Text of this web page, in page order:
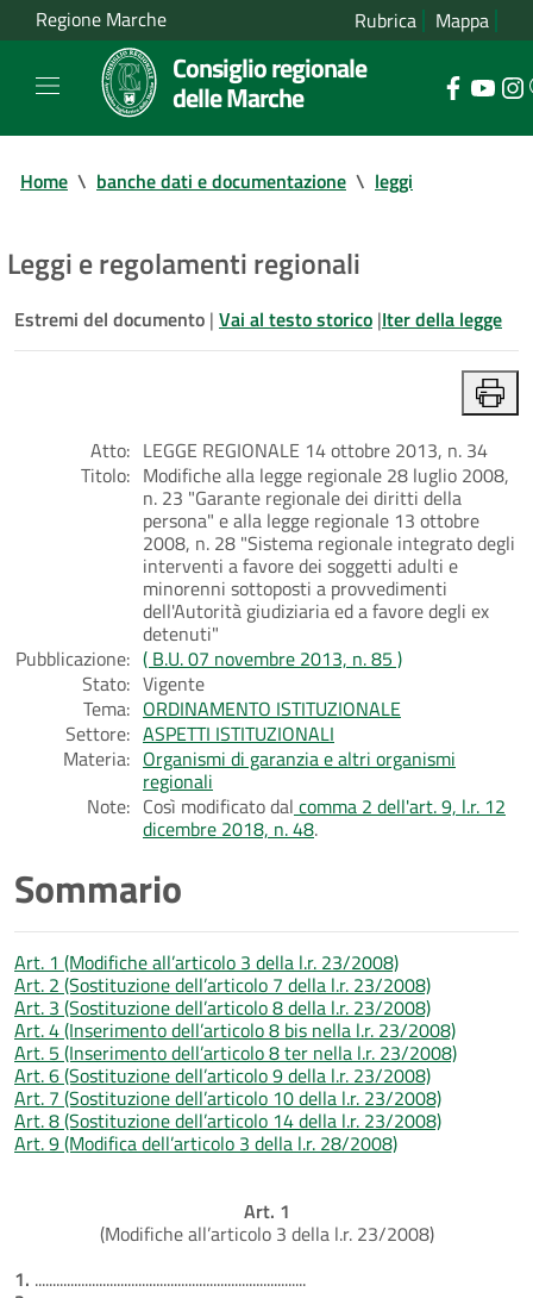
Regione Marche Rubrica Mappa
Consiglio regionale
delle Marche
Home \ banche dati e documentazione \ leggi
Leggi e regolamenti regionali
Estremi del documento | Vai al testo storico |Iter della legge
Atto: LEGGE REGIONALE 14 ottobre 2013, n. 34
Titolo: Modifiche alla legge regionale 28 luglio 2008,
n. 23 "Garante regionale dei diritti della
persona" e alla legge regionale 13 ottobre
2008, n. 28 "Sistema regionale integrato degli
interventi a favore dei soggetti adulti e
minorenni sottoposti a provvedimenti
dell'Autorità giudiziaria ed a favore degli ex
detenuti"
Pubblicazione: ( B.U. 07 novembre 2013, n. 85 )
Stato: Vigente
Tema: ORDINAMENTO ISTITUZIONALE
Settore: ASPETTI ISTITUZIONALI
Materia: Organismi di garanzia e altri organismi
regionali
Note: Così modificato dal comma 2 dell'art. 9, l.r. 12
dicembre 2018, n. 48.
Sommario
Art. 1 (Modifiche all’articolo 3 della l.r. 23/2008)
Art. 2 (Sostituzione dell’articolo 7 della l.r. 23/2008)
Art. 3 (Sostituzione dell’articolo 8 della l.r. 23/2008)
Art. 4 (Inserimento dell’articolo 8 bis nella l.r. 23/2008)
Art. 5 (Inserimento dell’articolo 8 ter nella l.r. 23/2008)
Art. 6 (Sostituzione dell’articolo 9 della l.r. 23/2008)
Art. 7 (Sostituzione dell’articolo 10 della l.r. 23/2008)
Art. 8 (Sostituzione dell’articolo 14 della l.r. 23/2008)
Art. 9 (Modifica dell’articolo 3 della l.r. 28/2008)
Art. 1
(Modifiche all’articolo 3 della l.r. 23/2008)
1. ............................................................................